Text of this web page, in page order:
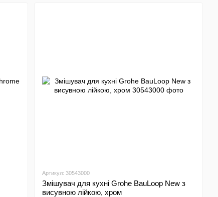
Артикул: 30543000
Змішувач для кухні Grohe BauLoop New з
висувною лійкою, хром